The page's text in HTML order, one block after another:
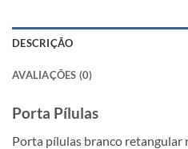
DESCRIÇÃO
AVALIAÇÕES (0)
Porta Pílulas
Porta pílulas branco retangular